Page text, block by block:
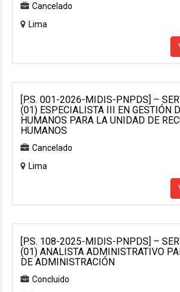
Cancelado
Lima
[P.S. 001-2026-MIDIS-PNPDS] –
(01) ESPECIALISTA III EN GESTIÓN
HUMANOS PARA LA UNIDAD DE
HUMANOS
Cancelado
Lima
[P.S. 108-2025-MIDIS-PNPDS] –
(01) ANALISTA ADMINISTRATIVO
DE ADMINISTRACIÓN
Concluido